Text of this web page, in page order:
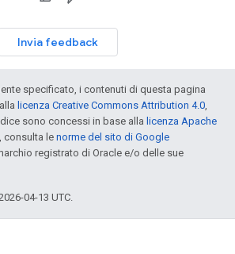
Invia feedback
specificato, i contenuti di questa pagina
licenza Creative Commons Attribution 4.0,
sono concessi in base alla licenza Apache
consulta lenorme del sito di Google
registrato di Oracle e/o delle sue
04-13 UTC.